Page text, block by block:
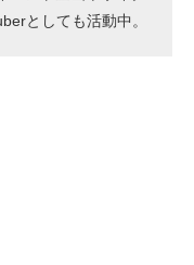
としても活動中。